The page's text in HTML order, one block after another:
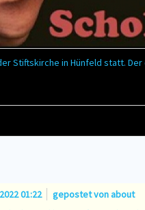
Stiftskirche in Hünfeld statt.
01:22 gepostet vonabout